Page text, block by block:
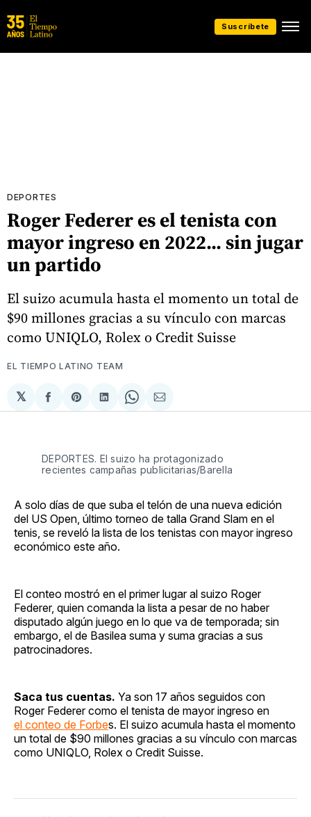
Suscríbete
DEPORTES
Roger Federer es el tenista con
mayor ingreso en 2022... sin jugar
un partido
El suizo acumula hasta el momento un total de
$90 millones gracias a su vínculo con marcas
como UNIQLO, Rolex o Credit Suisse
EL TIEMPO LATINO TEAM
𝕏
Compartir
en
Share
on
Compartir
en
Share
on
Compartir
via
DEPORTES. El suizo ha protagonizado
recientes campañas publicitarias/Barella
A solo días de que suba el telón de una nueva edición
del US Open, último torneo de talla Grand Slam en el
tenis, se reveló la lista de los tenistas con mayor ingreso
económico este año.
El conteo mostró en el primer lugar al suizo Roger
Federer, quien comanda la lista a pesar de no haber
disputado algún juego en lo que va de temporada; sin
embargo, el de Basilea suma y suma gracias a sus
patrocinadores.
Saca tus cuentas. Ya son 17 años seguidos con
Roger Federer como el tenista de mayor ingreso en
el conteo de Forbes. El suizo acumula hasta el momento
un total de $90 millones gracias a su vínculo con marcas
como UNIQLO, Rolex o Credit Suisse.